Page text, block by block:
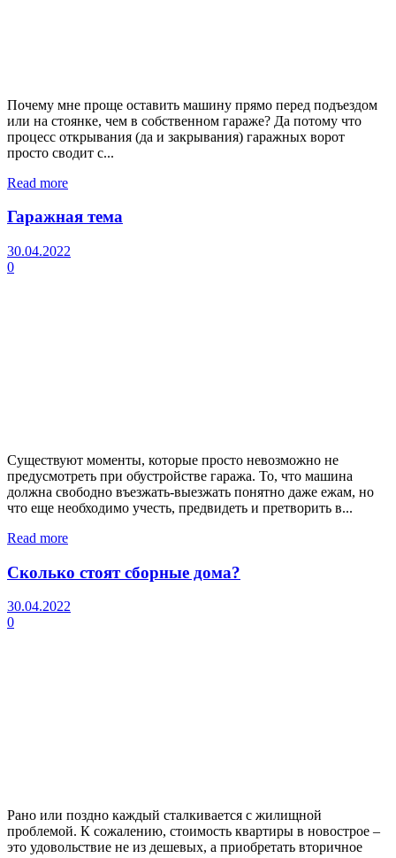
Почему мне проще оставить машину прямо перед подъездом
или на стоянке, чем в собственном гараже? Да потому что
процесс открывания (да и закрывания) гаражных ворот
просто сводит с...
Read more
Гаражная тема
30.04.2022
0
Существуют моменты, которые просто невозможно не
предусмотреть при обустройстве гаража. То, что машина
должна свободно въезжать-выезжать понятно даже ежам, но
что еще необходимо учесть, предвидеть и претворить в...
Read more
Сколько стоят сборные дома?
30.04.2022
0
Рано или поздно каждый сталкивается с жилищной
проблемой. К сожалению, стоимость квартиры в новострое –
это удовольствие не из дешевых, а приобретать вторичное